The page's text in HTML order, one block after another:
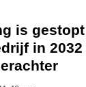
is
in